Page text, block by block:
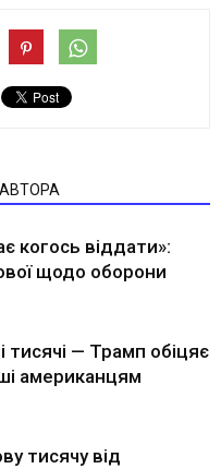
когось віддати»:
щодо оборони
тисячі — Трамп обіцяє
американцям
тисячу від